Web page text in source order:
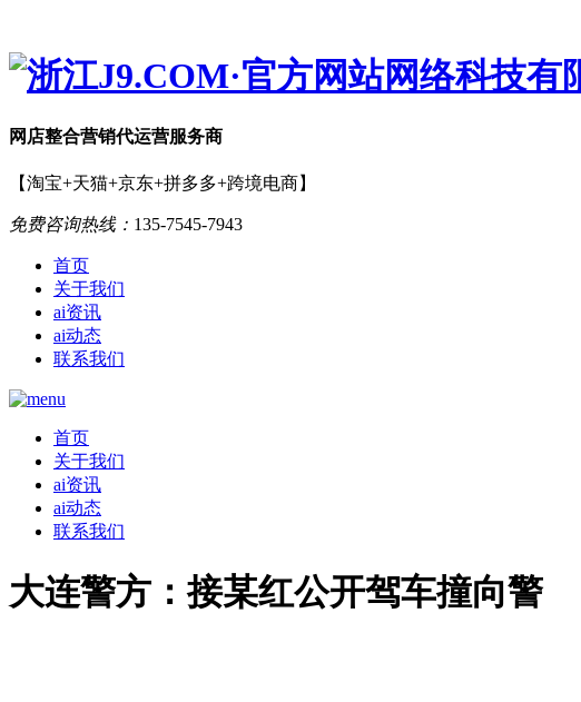
网店整合营销代运营服务商
【淘宝+天猫+京东+拼多多+跨境电商】
免费咨询热线： 135-7545-7943
首页
关于我们
ai资讯
ai动态
联系我们
首页
关于我们
ai资讯
ai动态
联系我们
大连警方：接某红公开驾车撞向警